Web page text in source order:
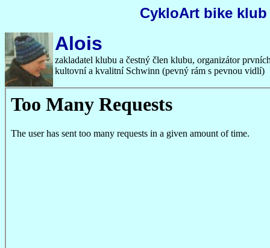
CykloArt bike
Alois
zakladatel klubu a čestný člen klubu, organizátor
kultovní a kvalitní Schwinn (pevný rám s pevnou vidlí)